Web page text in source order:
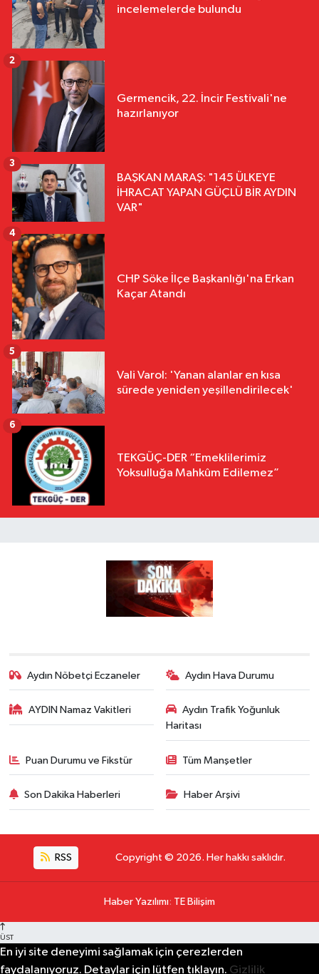
incelemelerde bulundu
Germencik, 22. İncir Festivali'ne
hazırlanıyor
2
BAŞKAN MARAŞ: "145 ÜLKEYE
İHRACAT YAPAN GÜÇLÜ BİR AYDIN
VAR"
3
CHP Söke İlçe Başkanlığı'na Erkan
Kaçar Atandı
4
Vali Varol: 'Yanan alanlar en kısa
sürede yeniden yeşillendirilecek'
5
TEKGÜÇ-DER “Emeklilerimiz
Yoksulluğa Mahkûm Edilemez”
6
Aydın Nöbetçi Eczaneler Aydın Hava Durumu
AYDIN Namaz Vakitleri
Aydın Trafik Yoğunluk
Haritası
Puan Durumu ve Fikstür Tüm Manşetler
Son Dakika Haberleri Haber Arşivi
RSS Copyright © 2026. Her hakkı saklıdır.
Haber Yazılımı: TE Bilişim
ÜST
En iyi site deneyimi sağlamak için çerezlerden
faydalanıyoruz. Detaylar için lütfen tıklayın. Gizlilik